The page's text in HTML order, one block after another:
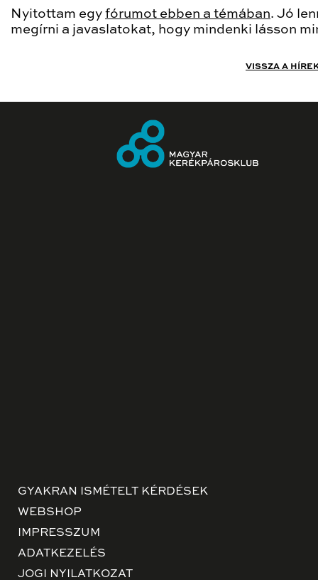
Nyitottam egy fórumot ebben a témában. Jó
megírni a javaslatokat, hogy mindenki lásson
VISSZA A
GYAKRAN ISMÉTELT KÉRDÉSEK
WEBSHOP
IMPRESSZUM
ADATKEZELÉS
JOGI NYILATKOZAT